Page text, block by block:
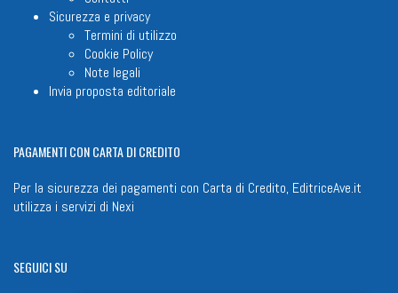
Sicurezza e privacy
Termini di utilizzo
Cookie Policy
Note legali
Invia proposta editoriale
PAGAMENTICON CARTA DI CREDITO
Per la sicurezza dei pagamenti con Carta di Credito, EditriceAve.it
utilizza i servizi di Nexi
SEGUICISU